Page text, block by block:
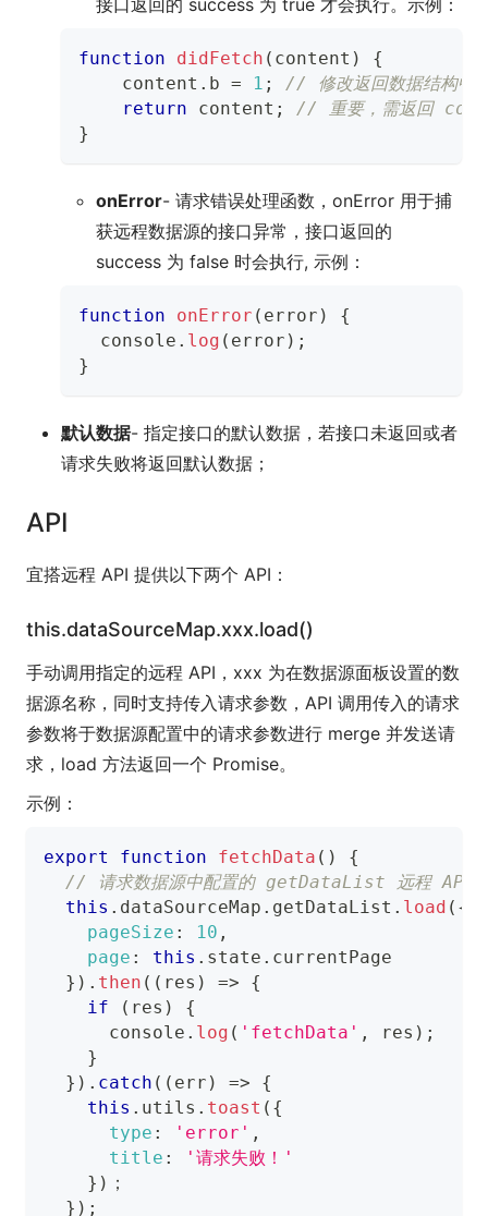
接口返回的 success 为 true 才会执行。示例：
function didFetch ( content )
{
    content
. b = 1 ;
// 修改返回数据结构中
return content ;
// 重要，需返回
}
onError- 请求错误处理函数，onError 用于捕
获远程数据源的接口异常，接口返回的
success 为 false 时会执行, 示例：
function onError ( error )
{
console . log ( error ) ;
}
默认数据- 指定接口的默认数据，若接口未返回或者
请求失败将返回默认数据；
API
宜搭远程 API 提供以下两个 API：
this.dataSourceMap.xxx.load()
手动调用指定的远程 API，xxx 为在数据源面板设置的数
据源名称，同时支持传入请求参数，API 调用传入的请求
参数将于数据源配置中的请求参数进行 merge 并发送请
求，load 方法返回一个 Promise。
示例：
export function fetchData ( )
{
// 请求数据源中配置的 getDataList 远程 API，
this . dataSourceMap . getDataList . load ( {
pageSize : 10 ,
page : this . state . currentPage
} ) . then ( ( res ) =>
{
if
( res )
{
console . log ( 'fetchData' , res ) ;
}
} ) . catch ( ( err ) =>
{
this . utils . toast ( {
type : 'error' ,
title :
'请求失败！'
} ) ；
} ) ;